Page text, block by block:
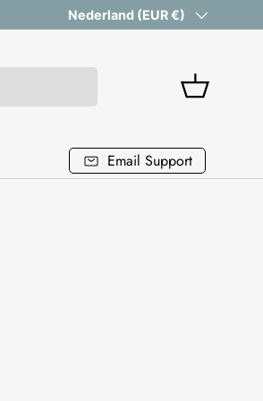
Vanaf 199 euro gratis
Land/Regio
Nederland (EUR €)
Mandje
Email Support